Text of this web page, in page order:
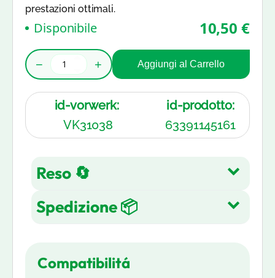
prestazioni ottimali.
Disponibile 10,50 €
− + Aggiungi al Carrello
id-vorwerk:
VK31038
id-prodotto:
63391145161
Reso 🔄
Reso gratuito entro 14 giorni
Spedizione 📦
ordini in 3-5 giorni lavorativi
Compatibilitá